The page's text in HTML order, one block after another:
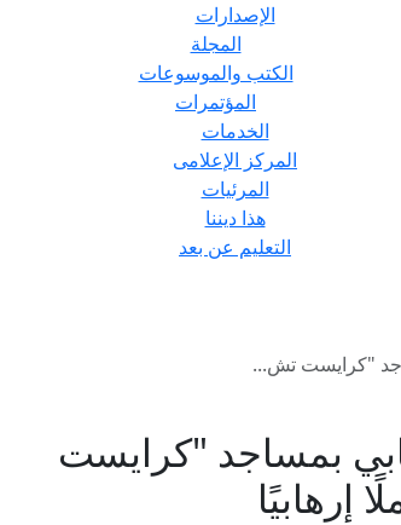
الإصدارات
المجلة
الكتب والموسوعات
المؤتمرات
الخدمات
المركز الإعلامى
المرئيات
هذا ديننا
التعليم عن بعد
"كرايست تش...
بمساجد "كرايست
إرهابيًا